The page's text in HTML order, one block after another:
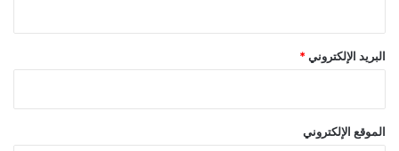
البريد الإلكتروني *
الموقع الإلكتروني